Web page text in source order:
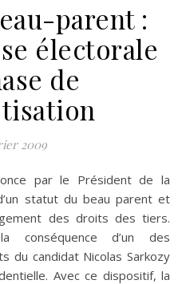
parent :
électorale
de
2009
statut du beau parent et
des droits des tiers.
conséquence d’un des
du candidat Nicolas Sarkozy
Avec ce dispositif, la